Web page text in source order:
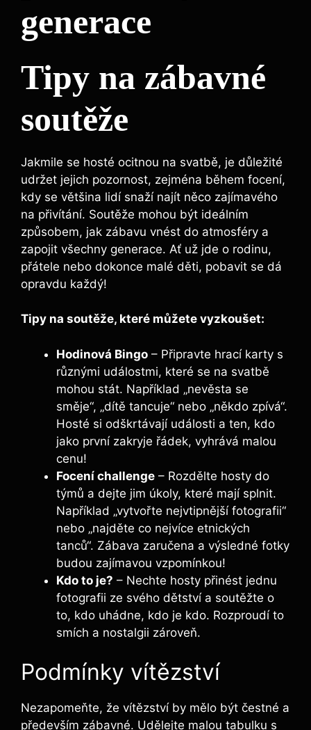
generace
Tipy na zábavné
soutěže
Jakmile se hosté ocitnou na svatbě, ‌je⁣ důležité
udržet jejich pozornost, zejména během focení,
kdy se většina⁢ lidí snaží najít něco zajímavého
na přivítání. ⁤Soutěže mohou být ideálním
způsobem, jak zábavu vnést do atmosféry a
zapojit všechny generace. Ať už jde o rodinu,
přátele nebo dokonce malé děti, pobavit se‌ dá⁤
opravdu každý!
Tipy na soutěže, ​které můžete vyzkoušet:
Hodinová Bingo ‍– Připravte hrací karty⁣ s
různými událostmi, které se na svatbě
mohou stát. Například „nevěsta se⁤
směje“, „dítě tancuje“⁤ nebo „někdo zpívá“.
Hosté si odškrtávají události⁢ a ten, kdo
jako první zakryje řádek, vyhrává malou
cenu!
Focení challenge – Rozdělte hosty ⁤do
týmů a dejte jim úkoly, které mají splnit.
Například „vytvořte nejvtipnější fotografii“
nebo „najděte co⁣ nejvíce etnických
tanců“. Zábava zaručena a výsledné fotky
budou zajímavou vzpomínkou!
Kdo to je? – Nechte hosty přinést jednu‌
fotografii ze ⁢svého dětství a soutěžte o
to, kdo ‍uhádne, kdo⁣ je kdo. Rozproudí to
smích a nostalgii zároveň.
Podmínky vítězství
Nezapomeňte, že vítězství by mělo být čestné a
především zábavné. Udělejte malou tabulku s